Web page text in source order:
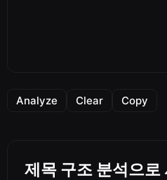
Analyze Clear Copy
제목 구조 분석으로